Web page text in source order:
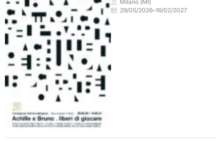
Milano (MI)
29/05/2026–16/02/2027